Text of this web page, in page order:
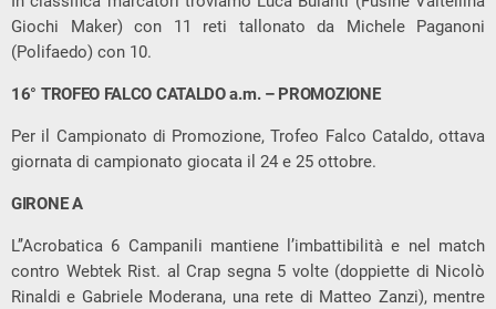
Giochi Maker) con 11 reti tallonato da Michele Paganoni
(Polifaedo) con 10.
16° TROFEO FALCO CATALDO a.m. – PROMOZIONE
Per il Campionato di Promozione, Trofeo Falco Cataldo, ottava
giornata di campionato giocata il 24 e 25 ottobre.
GIRONE A
L’’Acrobatica 6 Campanili mantiene l’imbattibilità e nel match
contro Webtek Rist. al Crap segna 5 volte (doppiette di Nicolò
Rinaldi e Gabriele Moderana, una rete di Matteo Zanzi), mentre